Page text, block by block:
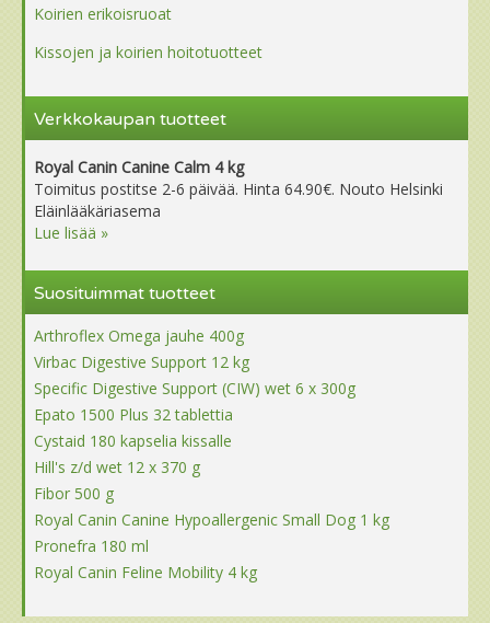
Koirien erikoisruoat
Kissojen ja koirien hoitotuotteet
Verkkokaupan tuotteet
Royal Canin Canine Calm 4 kg
Toimitus postitse 2-6 päivää. Hinta 64.90€. Nouto Helsinki
Eläinlääkäriasema
Lue lisää »
Suosituimmat tuotteet
Arthroflex Omega jauhe 400g
Virbac Digestive Support 12 kg
Specific Digestive Support (CIW) wet 6 x 300g
Epato 1500 Plus 32 tablettia
Cystaid 180 kapselia kissalle
Hill's z/d wet 12 x 370 g
Fibor 500 g
Royal Canin Canine Hypoallergenic Small Dog 1 kg
Pronefra 180 ml
Royal Canin Feline Mobility 4 kg